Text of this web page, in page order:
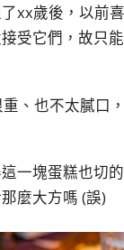
xx歲後，以前
受它們，故只
、也不太膩口
一塊蛋糕也切
麼大方嗎 (誤)